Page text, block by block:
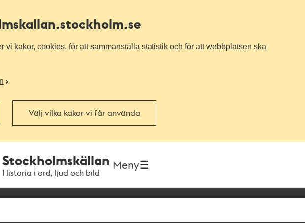
.stockholm.se
vi kakor, cookies, för att sammanställa statistik och för att webbplatsen ska
Välj vilka kakor vi får använda
Stockholmskällan
Historia i ord, ljud och bild
Meny